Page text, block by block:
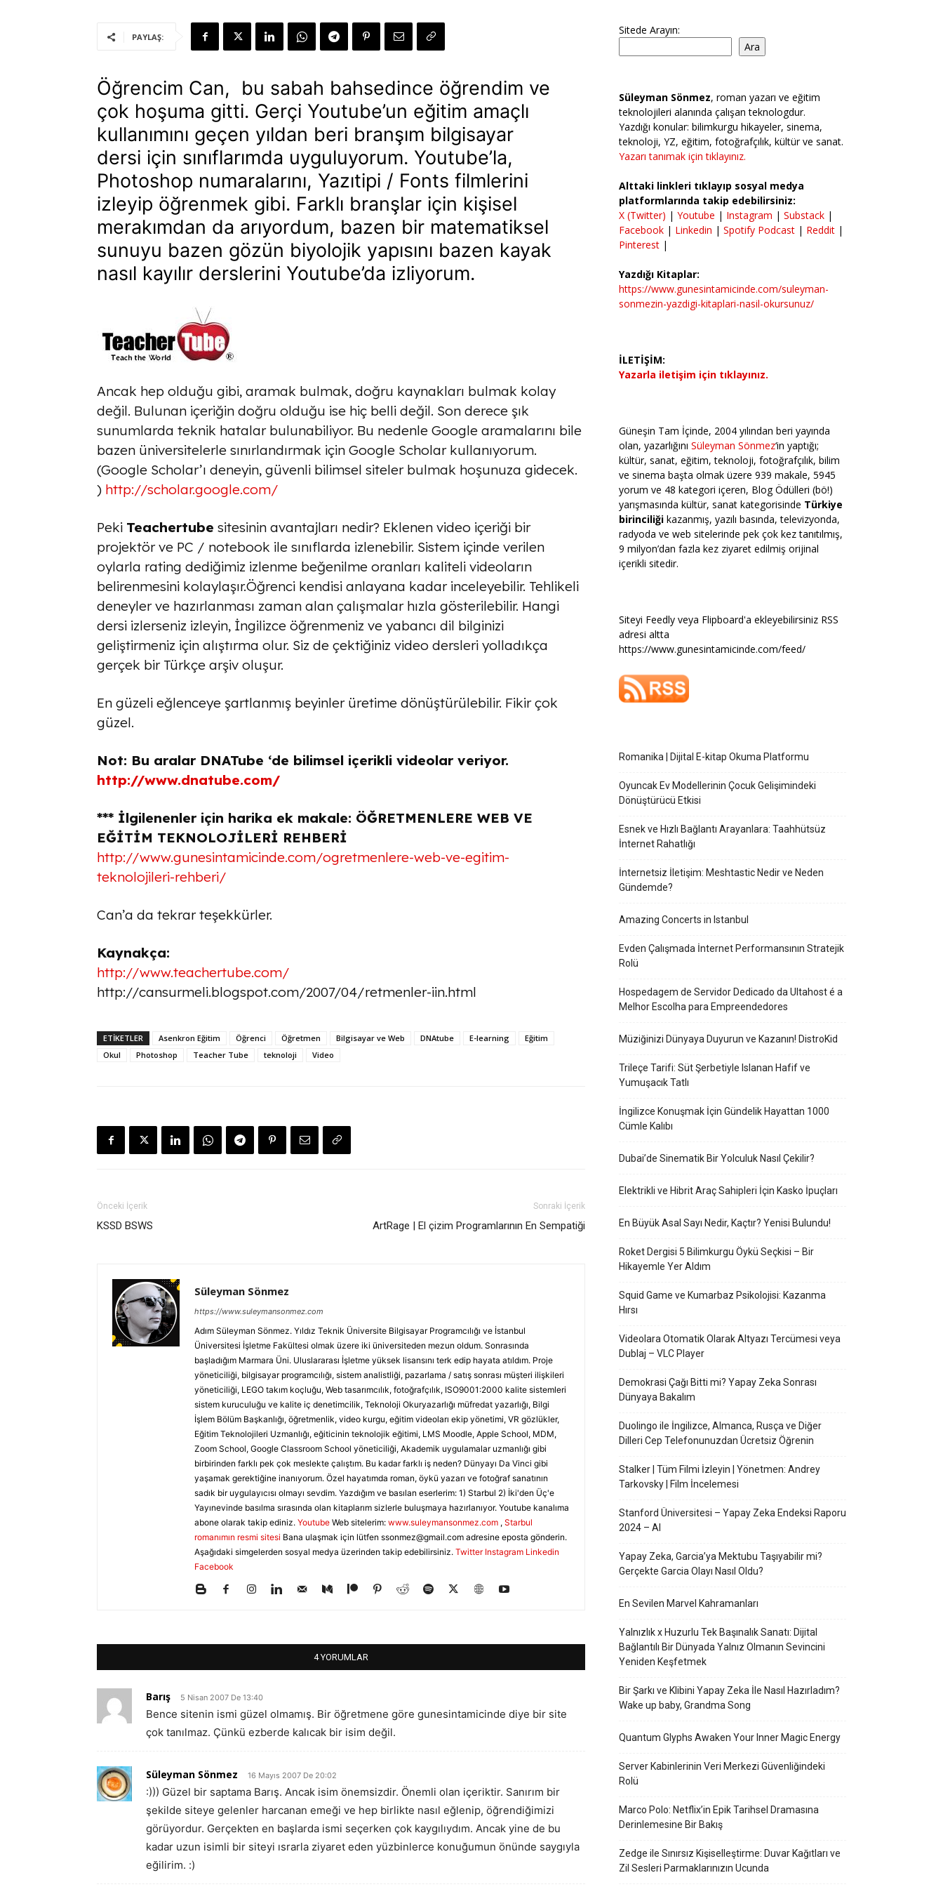
PAYLAŞ:
Öğrencim Can, bu sabah bahsedince öğrendim ve
çok hoşuma gitti. Gerçi Youtube’un eğitim amaçlı
kullanımını geçen yıldan beri branşım bilgisayar
dersi için sınıflarımda uyguluyorum. Youtube’la,
Photoshop numaralarını, Yazıtipi / Fonts filmlerini
izleyip öğrenmek gibi. Farklı branşlar için kişisel
merakımdan da arıyordum, bazen bir matematiksel
sunuyu bazen gözün biyolojik yapısını bazen kayak
nasıl kayılır derslerini Youtube’da izliyorum.
Ancak hep olduğu gibi, aramak bulmak, doğru kaynakları bulmak kolay
değil. Bulunan içeriğin doğru olduğu ise hiç belli değil. Son derece şık
sunumlarda teknik hatalar bulunabiliyor. Bu nedenle Google aramalarını bile
bazen üniversitelerle sınırlandırmak için Google Scholar kullanıyorum.
(Google Scholar’ı deneyin, güvenli bilimsel siteler bulmak hoşunuza gidecek.
) http://scholar.google.com/
Peki Teachertube sitesinin avantajları nedir? Eklenen video içeriği bir
projektör ve PC / notebook ile sınıflarda izlenebilir. Sistem içinde verilen
oylarla rating dediğimiz izlenme beğenilme oranları kaliteli videoların
belirenmesini kolaylaşır.Öğrenci kendisi anlayana kadar inceleyebilir. Tehlikeli
deneyler ve hazırlanması zaman alan çalışmalar hızla gösterilebilir. Hangi
dersi izlerseniz izleyin, İngilizce öğrenmeniz ve yabancı dil bilginizi
geliştirmeniz için alıştırma olur. Siz de çektiğiniz video dersleri yolladıkça
gerçek bir Türkçe arşiv oluşur.
En güzeli eğlenceye şartlanmış beyinler üretime dönüştürülebilir. Fikir çok
güzel.
Not: Bu aralar DNATube ‘de bilimsel içerikli videolar veriyor.
http://www.dnatube.com/
*** İlgilenenler için harika ek makale: ÖĞRETMENLERE WEB VE
EĞİTİM TEKNOLOJİLERİ REHBERİ
http://www.gunesintamicinde.com/ogretmenlere-web-ve-egitim-
teknolojileri-rehberi/
Can’a da tekrar teşekkürler.
Kaynakça:
http://www.teachertube.com/
http://cansurmeli.blogspot.com/2007/04/retmenler-iin.html
ETİKETLER Asenkron Eğitim Öğrenci Öğretmen Bilgisayar ve Web DNAtube E-learning
Eğitim
Okul
Photoshop Teacher Tube teknoloji Video
Önceki İçerik
KSSD BSWS
Sonraki İçerik
ArtRage | El çizim Programlarının En Sempatiği
Süleyman Sönmez
https://www.suleymansonmez.com
Adım Süleyman Sönmez. Yıldız Teknik Üniversite Bilgisayar Programcılığı ve İstanbul
Üniversitesi İşletme Fakültesi olmak üzere iki üniversiteden mezun oldum. Sonrasında
başladığım Marmara Üni. Uluslararası İşletme yüksek lisansını terk edip hayata atıldım. Proje
yöneticiliği, bilgisayar programcılığı, sistem analistliği, pazarlama / satış sonrası müşteri ilişkileri
yöneticiliği, LEGO takım koçluğu, Web tasarımcılık, fotoğrafçılık, ISO9001:2000 kalite sistemleri
sistem kuruculuğu ve kalite iç denetimcilik, Teknoloji Okuryazarlığı müfredat yazarlığı, Bilgi
İşlem Bölüm Başkanlığı, öğretmenlik, video kurgu, eğitim videoları ekip yönetimi, VR gözlükler,
Eğitim Teknolojileri Uzmanlığı, eğiticinin teknolojik eğitimi, LMS Moodle, Apple School, MDM,
Zoom School, Google Classroom School yöneticiliği, Akademik uygulamalar uzmanlığı gibi
birbirinden farklı pek çok meslekte çalıştım. Bu kadar farklı iş neden? Dünyayı Da Vinci gibi
yaşamak gerektiğine inanıyorum. Özel hayatımda roman, öykü yazarı ve fotoğraf sanatının
sadık bir uygulayıcısı olmayı sevdim. Yazdığım ve basılan eserlerim: 1) Starbul 2) İki'den Üç'e
Yayınevinde basılma sırasında olan kitaplarım sizlerle buluşmaya hazırlanıyor. Youtube kanalıma
abone olarak takip ediniz. Youtube Web sitelerim: www.suleymansonmez.com , Starbul
romanımın resmi sitesi Bana ulaşmak için lütfen ssonmez@gmail.com adresine eposta gönderin.
Aşağıdaki simgelerden sosyal medya üzerinden takip edebilirsiniz. Twitter Instagram Linkedin
Facebook
4 YORUMLAR
Barış 5 Nisan 2007 De 13:40
Bence sitenin ismi güzel olmamış. Bir öğretmene göre gunesintamicinde diye bir site
çok tanılmaz. Çünkü ezberde kalıcak bir isim değil.
Süleyman Sönmez 16 Mayıs 2007 De 20:02
:))) Güzel bir saptama Barış. Ancak isim önemsizdir. Önemli olan içeriktir. Sanırım bir
şekilde siteye gelenler harcanan emeği ve hep birlikte nasıl eğlenip, öğrendiğimizi
görüyordur. Gerçekten en başlarda ismi seçerken çok kaygılıydım. Ancak yine de bu
kadar uzun isimli bir siteyi ısrarla ziyaret eden yüzbinlerce konuğumun önünde saygıyla
eğilirim. :)
Sitede Arayın:
Ara
Süleyman Sönmez, roman yazarı ve eğitim
teknolojileri alanında çalışan teknologdur.
Yazdığı konular: bilimkurgu hikayeler, sinema,
teknoloji, YZ, eğitim, fotoğrafçılık, kültür ve sanat.
Yazarı tanımak için tıklayınız.
Alttaki linkleri tıklayıp sosyal medya
platformlarında takip edebilirsiniz:
X (Twitter) | Youtube | Instagram | Substack |
Facebook | Linkedin | Spotify Podcast | Reddit |
Pinterest |
Yazdığı Kitaplar:
https://www.gunesintamicinde.com/suleyman-
sonmezin-yazdigi-kitaplari-nasil-okursunuz/
İLETİŞİM:
Yazarla iletişim için tıklayınız.
Güneşin Tam İçinde, 2004 yılından beri yayında
olan, yazarlığını Süleyman Sönmez‘in yaptığı;
kültür, sanat, eğitim, teknoloji, fotoğrafçılık, bilim
ve sinema başta olmak üzere 939 makale, 5945
yorum ve 48 kategori içeren, Blog Ödülleri (bö!)
yarışmasında kültür, sanat kategorisinde Türkiye
birinciliği kazanmış, yazılı basında, televizyonda,
radyoda ve web sitelerinde pek çok kez tanıtılmış,
9 milyon’dan fazla kez ziyaret edilmiş orijinal
içerikli sitedir.
Siteyi Feedly veya Flipboard'a ekleyebilirsiniz RSS
adresi altta
https://www.gunesintamicinde.com/feed/
Romanika | Dijital E-kitap Okuma Platformu
Oyuncak Ev Modellerinin Çocuk Gelişimindeki
Dönüştürücü Etkisi
Esnek ve Hızlı Bağlantı Arayanlara: Taahhütsüz
İnternet Rahatlığı
İnternetsiz İletişim: Meshtastic Nedir ve Neden
Gündemde?
Amazing Concerts in Istanbul
Evden Çalışmada İnternet Performansının Stratejik
Rolü
Hospedagem de Servidor Dedicado da Ultahost é a
Melhor Escolha para Empreendedores
Müziğinizi Dünyaya Duyurun ve Kazanın! DistroKid
Trileçe Tarifi: Süt Şerbetiyle Islanan Hafif ve
Yumuşacık Tatlı
İngilizce Konuşmak İçin Gündelik Hayattan 1000
Cümle Kalıbı
Dubai’de Sinematik Bir Yolculuk Nasıl Çekilir?
Elektrikli ve Hibrit Araç Sahipleri İçin Kasko İpuçları
En Büyük Asal Sayı Nedir, Kaçtır? Yenisi Bulundu!
Roket Dergisi 5 Bilimkurgu Öykü Seçkisi – Bir
Hikayemle Yer Aldım
Squid Game ve Kumarbaz Psikolojisi: Kazanma
Hırsı
Videolara Otomatik Olarak Altyazı Tercümesi veya
Dublaj – VLC Player
Demokrasi Çağı Bitti mi? Yapay Zeka Sonrası
Dünyaya Bakalım
Duolingo ile İngilizce, Almanca, Rusça ve Diğer
Dilleri Cep Telefonunuzdan Ücretsiz Öğrenin
Stalker | Tüm Filmi İzleyin | Yönetmen: Andrey
Tarkovsky | Film İncelemesi
Stanford Üniversitesi – Yapay Zeka Endeksi Raporu
2024 – AI
Yapay Zeka, Garcia’ya Mektubu Taşıyabilir mi?
Gerçekte Garcia Olayı Nasıl Oldu?
En Sevilen Marvel Kahramanları
Yalnızlık x Huzurlu Tek Başınalık Sanatı: Dijital
Bağlantılı Bir Dünyada Yalnız Olmanın Sevincini
Yeniden Keşfetmek
Bir Şarkı ve Klibini Yapay Zeka İle Nasıl Hazırladım?
Wake up baby, Grandma Song
Quantum Glyphs Awaken Your Inner Magic Energy
Server Kabinlerinin Veri Merkezi Güvenliğindeki
Rolü
Marco Polo: Netflix’in Epik Tarihsel Dramasına
Derinlemesine Bir Bakış
Zedge ile Sınırsız Kişiselleştirme: Duvar Kağıtları ve
Zil Sesleri Parmaklarınızın Ucunda